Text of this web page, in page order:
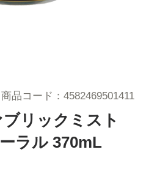
リックミスト
ラル 370mL
商品コード 4582469501411